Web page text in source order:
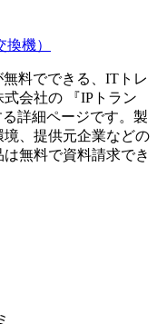
機）
料でできる、ITトレ
式会社の 『IPトラン
る詳細ページです。製
、提供元企業などの
無料で資料請求でき